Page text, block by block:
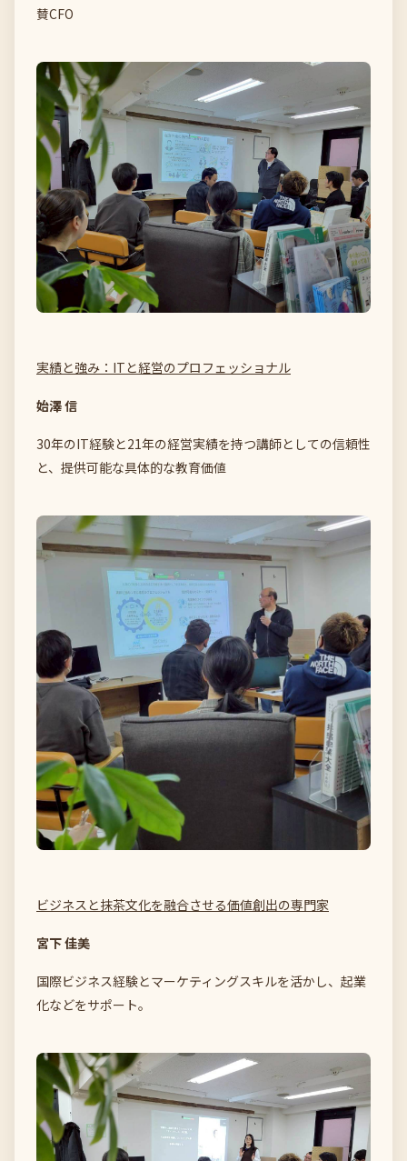
賛CFO
実績と強み：ITと経営のプロフェッショナル
始澤 信
30年のIT経験と21年の経営実績を持つ講師としての信頼性
と、提供可能な具体的な教育価値
ビジネスと抹茶文化を融合させる価値創出の専門家
宮下 佳美
国際ビジネス経験とマーケティングスキルを活かし、起業
化などをサポート。